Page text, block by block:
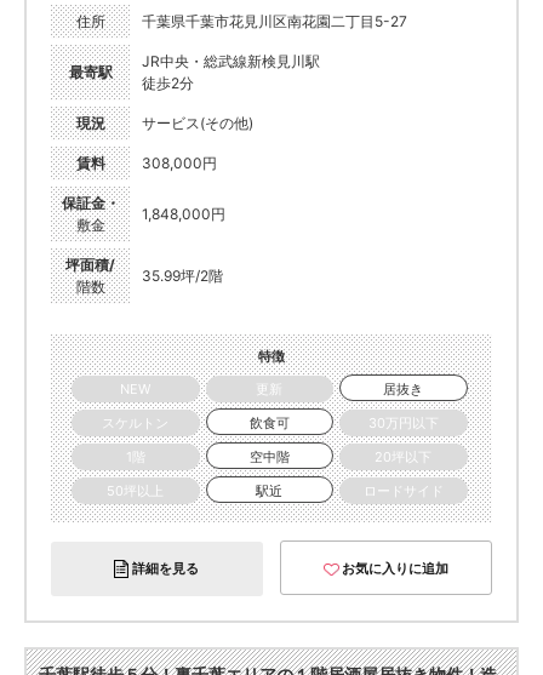
住所 千葉県千葉市花見川区南花園二丁目5-27
最寄駅
JR中央・総武線新検見川駅
徒歩2分
現況 サービス(その他)
賃料 308,000円
保証金・
敷金
1,848,000円
坪面積/
階数
35.99坪/2階
特徴
NEW
更新
居抜き
スケルトン
飲食可
30万円以下
1階
空中階
20坪以下
50坪以上
駅近 ロードサイド
詳細を見る お気に入りに追加